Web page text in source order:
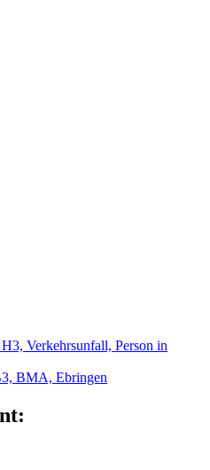
Verkehrsunfall, Person in
BMA, Ebringen